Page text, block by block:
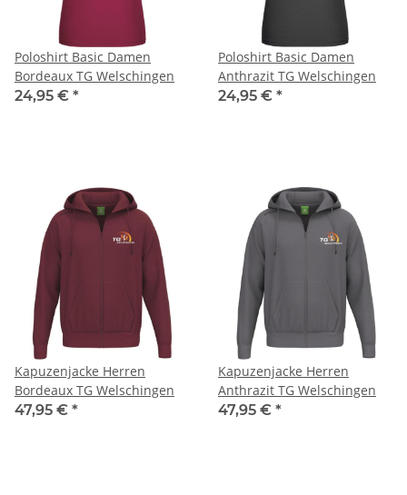
Poloshirt Basic Damen
Bordeaux TG Welschingen
24,95 € *
Poloshirt Basic Damen
Anthrazit TG Welschingen
24,95 € *
Kapuzenjacke Herren
Bordeaux TG Welschingen
47,95 € *
Kapuzenjacke Herren
Anthrazit TG Welschingen
47,95 € *